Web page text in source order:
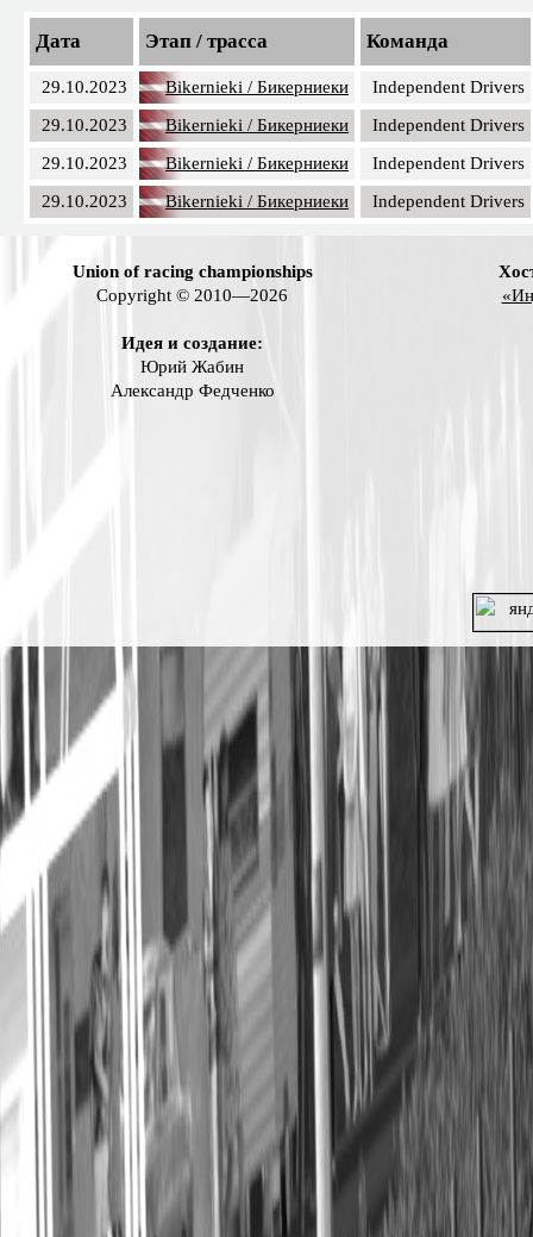
Дата Этап / трасса Команда
29.10.2023 Bikernieki / Бикерниеки
Independent Drivers
29.10.2023
Bikernieki / Бикерниеки
Independent Drivers
29.10.2023
Bikernieki / Бикерниеки
Independent Drivers
29.10.2023
Bikernieki / Бикерниеки Independent Drivers
Union of racing championships
Copyright © 2010—2026
Идея и создание:
Юрий Жабин
Александр Федченко